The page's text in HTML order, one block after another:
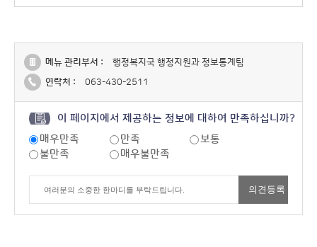
메뉴 관리부서 :
행정복지국 행정지원과 정보통계팀
연락처 :
063-430-2511
이 페이지에서 제공하는 정보에 대하여 만족하십니까?
매우만족
만족
보통
불만족
매우불만족